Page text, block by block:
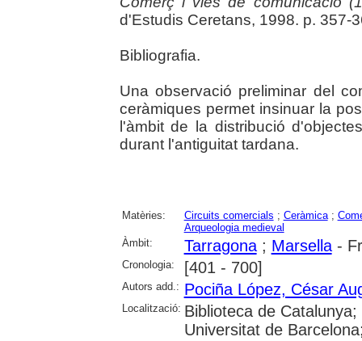
d'Estudis Ceretans, 1998. p. 357-
Bibliografia.
Una observació preliminar del
ceràmiques permet insinuar la
l'àmbit de la distribució
durant l'antiguitat tardana.
Matèries: Circuits comercials ; Ceràmica;
Arqueologia medieval
Àmbit:
Tarragona; Marsella-
Cronologia: [401 - 700]
Autors add.: Pociña López, César
Localització: Biblioteca de
Universitat de